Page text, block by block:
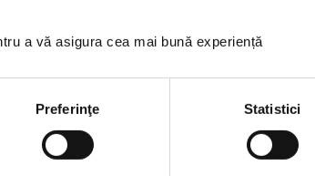
a vă asigura cea mai bună experiență
Preferinţe Statistici